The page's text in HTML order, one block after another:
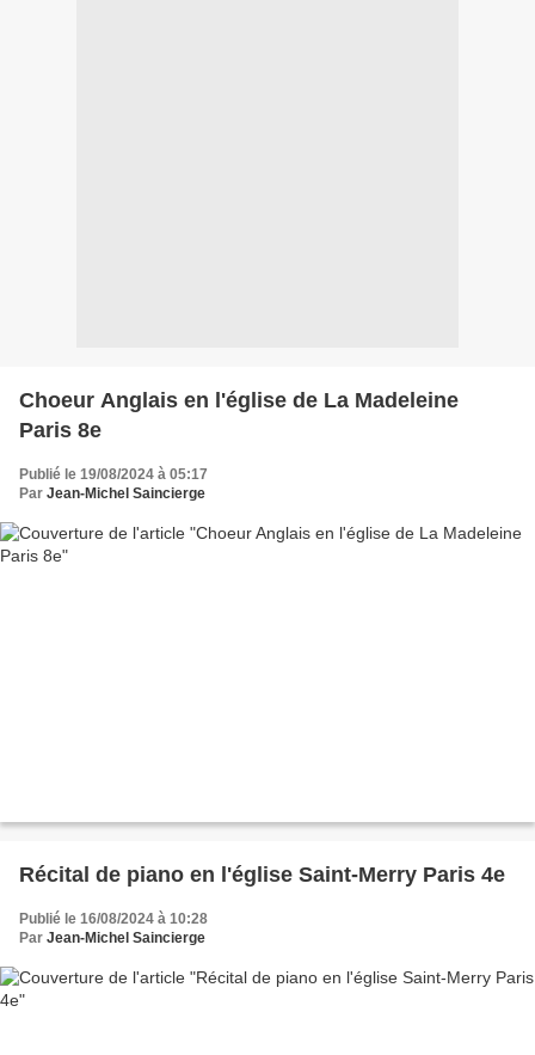
Choeur Anglais en l'église de La Madeleine
Paris 8e
Publié le 19/08/2024 à 05:17
Par Jean-Michel Saincierge
Récital de piano en l'église Saint-Merry Paris 4e
Publié le 16/08/2024 à 10:28
Par Jean-Michel Saincierge